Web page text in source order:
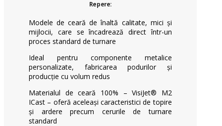
Repere:
Modele de ceară de înaltă calitate, mici și
mijlocii, care se încadrează direct într-un
proces standard de turnare
Ideal pentru componente metalice
personalizate, fabricarea podurilor și
producție cu volum redus
Materialul de ceară 100% – VisiJet® M2
ICast – oferă aceleași caracteristici de topire
și ardere precum cerurile de turnare
standard